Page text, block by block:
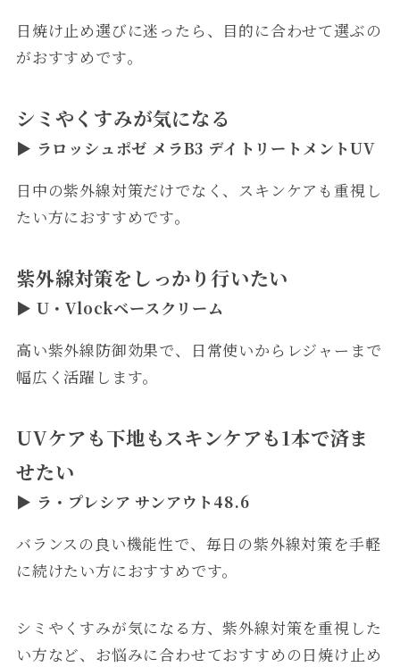
日焼け止め選びに迷ったら、目的に合わせて選ぶの
がおすすめです。
シミやくすみが気になる
▶ ラロッシュポゼ メラB3 デイトリートメントUV
日中の紫外線対策だけでなく、スキンケアも重視し
たい方におすすめです。
紫外線対策をしっかり行いたい
▶ U・Vlockベースクリーム
高い紫外線防御効果で、日常使いからレジャーまで
幅広く活躍します。
UVケアも下地もスキンケアも1本で済ま
せたい
▶ ラ・プレシア サンアウト48.6
バランスの良い機能性で、毎日の紫外線対策を手軽
に続けたい方におすすめです。
シミやくすみが気になる方、紫外線対策を重視した
い方など、お悩みに合わせておすすめの日焼け止め